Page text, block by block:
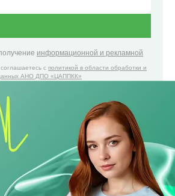
информационной и рекламной
с политикой в области обработки и
АНО ДПО «ЦАППКК»